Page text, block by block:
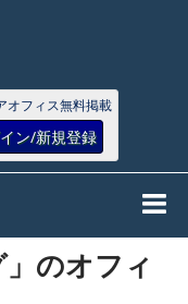
オフィス無料掲載
ン/新規登録
のオフィ